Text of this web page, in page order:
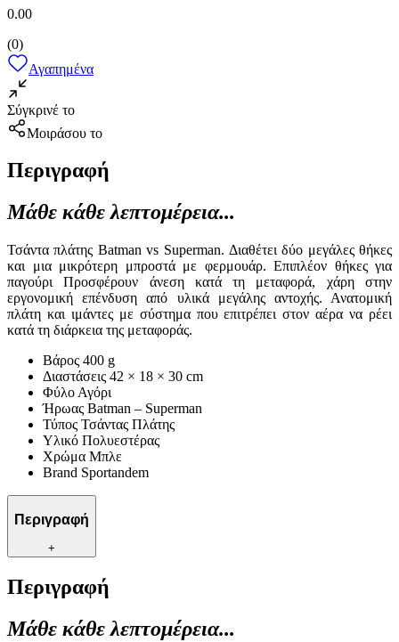
0.00
(0)
Αγαπημένα
Σύγκρινέ το
Μοιράσου το
Περιγραφή
Μάθε κάθε λεπτομέρεια...
Τσάντα πλάτης Batman vs Superman. Διαθέτει δύο μεγάλες θήκες
και μια μικρότερη μπροστά με φερμουάρ. Επιπλέον θήκες για
παγούρι Προσφέρουν άνεση κατά τη μεταφορά, χάρη στην
εργονομική επένδυση από υλικά μεγάλης αντοχής. Ανατομική
πλάτη και ιμάντες με σύστημα που επιτρέπει στον αέρα να ρέει
κατά τη διάρκεια της μεταφοράς.
Βάρος 400 g
Διαστάσεις 42 × 18 × 30 cm
Φύλο Αγόρι
Ήρωας Batman – Superman
Τύπος Τσάντας Πλάτης
Υλικό Πολυεστέρας
Χρώμα Μπλε
Brand Sportandem
Περιγραφή
+
Περιγραφή
Μάθε κάθε λεπτομέρεια...